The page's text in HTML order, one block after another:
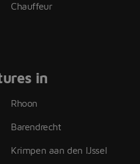
Chauffeur
in
Rhoon
Barendrecht
Krimpen aan den IJssel